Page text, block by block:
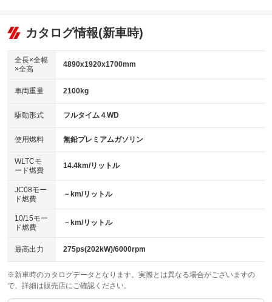
リフトアップ
：装備なし
：装備なし
パワーウィンドウ
アイドリングストップ
：装備あり
USB入力端子
：装備あり
100V電源
：装備なし
センターデフロック
：装備なし
電動格納ミラー
：装備あり
ビジュアル
：装備なし
アルミホイール：21インチ
：装備あり
HID(キセノンライト)
バックカメラ
エアロ
：装備あり
ローダウン
：装備なし
ベンチシート
：装備なし
チップアップシート
：装備なし
電動格納サードシート
：装備なし シートヒーター
：装備あり
ウォークスルー
カタログ情報(新車時)
全長×全幅
×全高
4890x1920x1700mm
車両重量 2100kg
駆動形式 フルタイム４WD
使用燃料 無鉛プレミアムガソリン
WLTCモ
ード燃費
14.4km/リットル
JC08モー
ド燃費
－km/リットル
10/15モー
ド燃費
－km/リットル
最高出力 275ps(202kW)/6000rpm
※新車時のカタログデータとなります。実際とは異なる場合がございますの
で、詳細は販売店にご確認ください。